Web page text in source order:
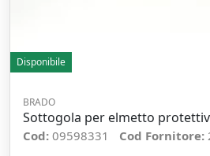
Disponibile
BRADO
Sottogola per elmetto
Cod: 09598331 Cod Fornitore: